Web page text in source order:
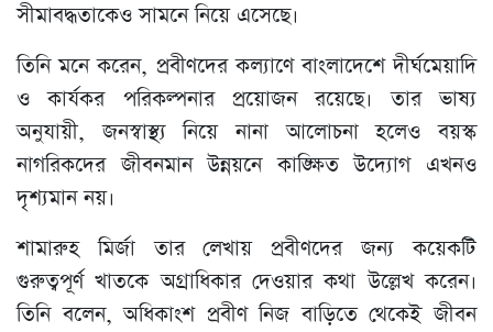
সীমাবদ্ধতাকেও সামনে নিয়ে এসেছে।
তিনি মনে করেন, প্রবীণদের কল্যাণে বাংলাদেশে দীর্ঘমেয়াদি
ও কার্যকর পরিকল্পনার প্রয়োজন রয়েছে। তার ভাষ্য
অনুযায়ী, জনস্বাস্থ্য নিয়ে নানা আলোচনা হলেও বয়স্ক
নাগরিকদের জীবনমান উন্নয়নে কাঙ্ক্ষিত উদ্যোগ এখনও
দৃশ্যমান নয়।
শামারুহ মির্জা তার লেখায় প্রবীণদের জন্য কয়েকটি
গুরুত্বপূর্ণ খাতকে অগ্রাধিকার দেওয়ার কথা উল্লেখ করেন।
তিনি বলেন, অধিকাংশ প্রবীণ নিজ বাড়িতে থেকেই জীবন